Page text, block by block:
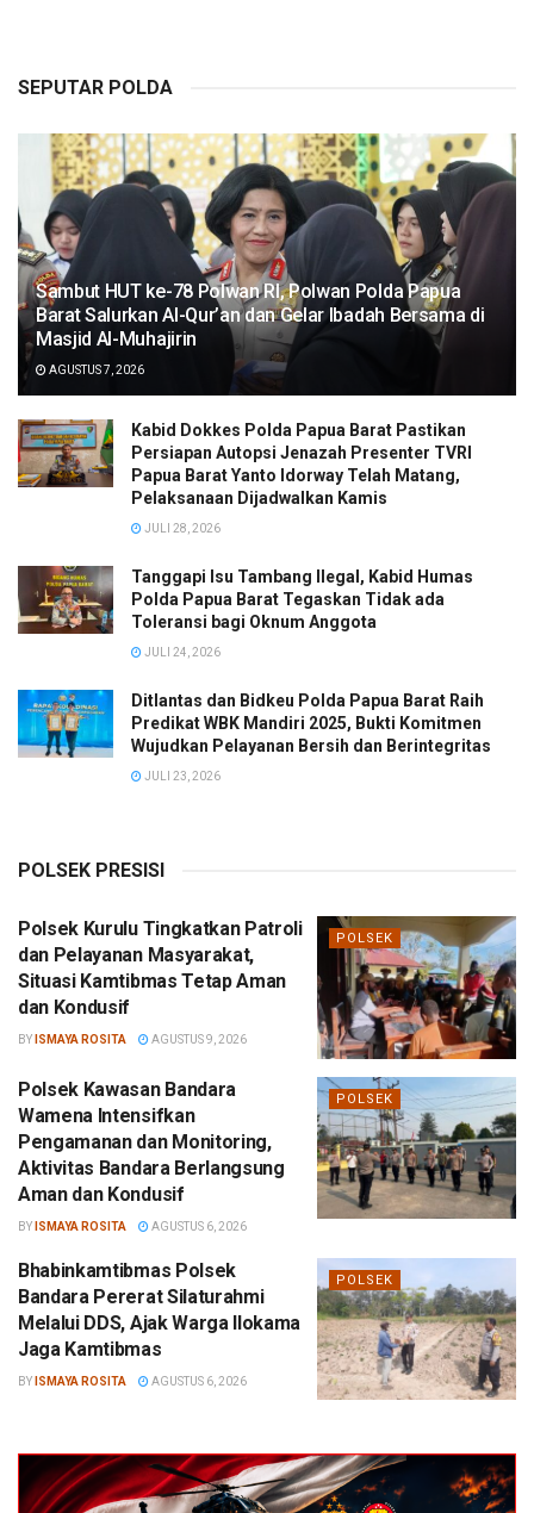
SEPUTAR POLDA
Sambut HUT ke-78 Polwan RI, Polwan Polda Papua
Barat Salurkan Al-Qur’an dan Gelar Ibadah Bersama di
Masjid Al-Muhajirin
AGUSTUS 7, 2026
Kabid Dokkes Polda Papua Barat Pastikan
Persiapan Autopsi Jenazah Presenter TVRI
Papua Barat Yanto Idorway Telah Matang,
Pelaksanaan Dijadwalkan Kamis
JULI 28, 2026
Tanggapi Isu Tambang Ilegal, Kabid Humas
Polda Papua Barat Tegaskan Tidak ada
Toleransi bagi Oknum Anggota
JULI 24, 2026
Ditlantas dan Bidkeu Polda Papua Barat Raih
Predikat WBK Mandiri 2025, Bukti Komitmen
Wujudkan Pelayanan Bersih dan Berintegritas
JULI 23, 2026
POLSEK PRESISI
POLSEK
Polsek Kurulu Tingkatkan Patroli
dan Pelayanan Masyarakat,
Situasi Kamtibmas Tetap Aman
dan Kondusif
BY ISMAYA ROSITA AGUSTUS 9, 2026
POLSEK
Polsek Kawasan Bandara
Wamena Intensifkan
Pengamanan dan Monitoring,
Aktivitas Bandara Berlangsung
Aman dan Kondusif
BY ISMAYA ROSITA AGUSTUS 6, 2026
POLSEK
Bhabinkamtibmas Polsek
Bandara Pererat Silaturahmi
Melalui DDS, Ajak Warga Ilokama
Jaga Kamtibmas
BY ISMAYA ROSITA AGUSTUS 6, 2026